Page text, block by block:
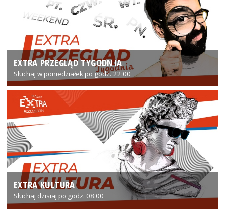
EXTRA PRZEGLĄD TYGODNIA
Słuchaj w poniedziałek po godz. 22:00
EXTRA KULTURA
Słuchaj dzisiaj po godz. 08:00